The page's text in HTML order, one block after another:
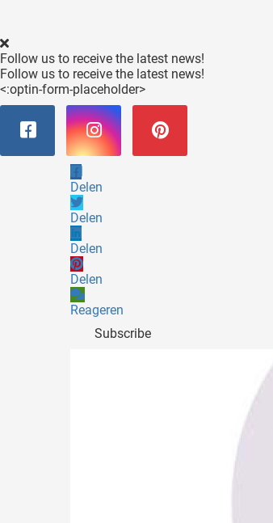
Follow us to receive the latest news!
Follow us to receive the latest news!
<:optin-form-placeholder>
Delen
Delen
Delen
Delen
Reageren
Subscribe